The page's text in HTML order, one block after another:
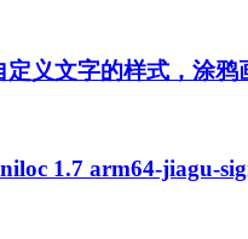
义文字的样式，涂鸦
1.7 arm64-jiagu-